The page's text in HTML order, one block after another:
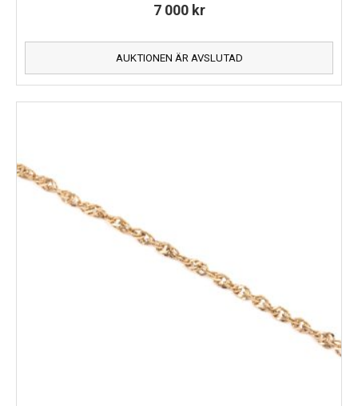
7 000 kr
AUKTIONEN ÄR AVSLUTAD